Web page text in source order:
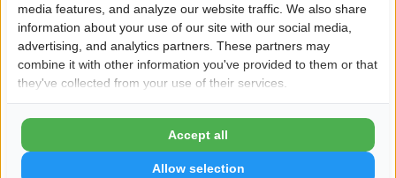
Maar vermogen beschermen is geen teken van zwakte.
Het is een teken van volwassen vermogensplanning.
Vermogen als middel, niet als
scorebord
media features, and analyze our website traffic. We also share
information about your use of our site with our social media,
advertising, and analytics partners. These partners may
combine it with other information you've provided to them or that
they've collected from your use of their services.
Allow selection
Accept all